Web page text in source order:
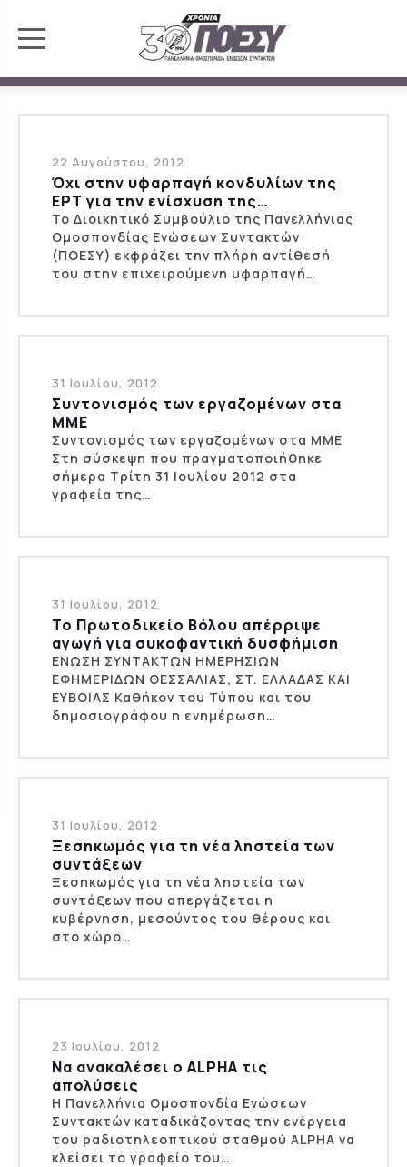
22 Αυγούστου, 2012
Όχι στην υφαρπαγή κονδυλίων της
ΕΡΤ για την ενίσχυση της…
Το Διοικητικό Συμβούλιο της Πανελλήνιας
Ομοσπονδίας Ενώσεων Συντακτών
(ΠΟΕΣΥ) εκφράζει την πλήρη αντίθεσή
του στην επιχειρούμενη υφαρπαγή…
31 Ιουλίου, 2012
Συντονισμός των εργαζομένων στα
ΜΜΕ
Συντονισμός των εργαζομένων στα ΜΜΕ
Στη σύσκεψη που πραγματοποιήθηκε
σήμερα Τρίτη 31 Ιουλίου 2012 στα
γραφεία της…
31 Ιουλίου, 2012
To Πρωτοδικείο Βόλου απέρριψε
αγωγή για συκοφαντική δυσφήμιση
ENΩΣH ΣYNTAKTΩN HMEPHΣIΩN
EΦHMEPIΔΩN ΘEΣΣAΛIAΣ, ΣT. EΛΛAΔAΣ KAI
EYBOIAΣ Καθήκον του Τύπου και του
δημοσιογράφου η ενημέρωση…
31 Ιουλίου, 2012
Ξεσηκωμός για τη νέα ληστεία των
συντάξεων
Ξεσηκωμός για τη νέα ληστεία των
συντάξεων που απεργάζεται η
κυβέρνηση, μεσούντος του θέρους και
στο χώρο…
23 Ιουλίου, 2012
Να ανακαλέσει ο ALPHA τις
απολύσεις
Η Πανελλήνια Ομοσπονδία Ενώσεων
Συντακτών καταδικάζοντας την ενέργεια
του ραδιοτηλεοπτικού σταθμού ALPHA να
κλείσει το γραφείο του…